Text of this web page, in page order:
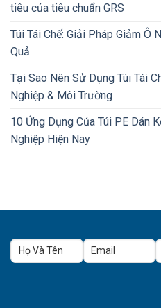
tiêu của tiêu chuẩn GRS
Túi Tái Chế: Giải Pháp Giảm Ô
Quả
Tại Sao Nên Sử Dụng Túi Tái
Nghiệp & Môi Trường
10 Ứng Dụng Của Túi PE Dán
Nghiệp Hiện Nay